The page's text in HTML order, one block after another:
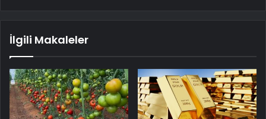
İlgili Makaleler